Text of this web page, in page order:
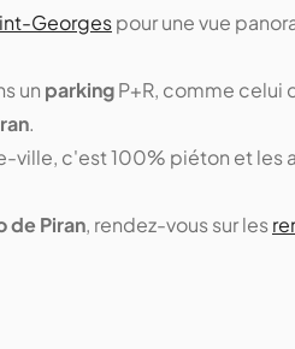
Georgespour une vue
un parkingP+R, comme celui
.
ville, c'est 100% piéton et les
de Piran, rendez-vous sur les